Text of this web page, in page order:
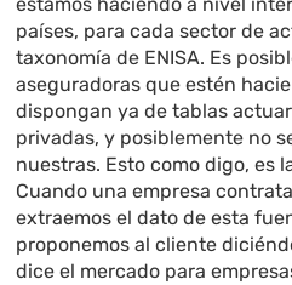
países, para cada sector de
taxonomía de ENISA. Es
aseguradoras que estén
dispongan ya de tablas
privadas, y posiblemente no
nuestras. Esto como digo, es
Cuando una empresa
extraemos el dato de esta
proponemos al cliente
dice el mercado para